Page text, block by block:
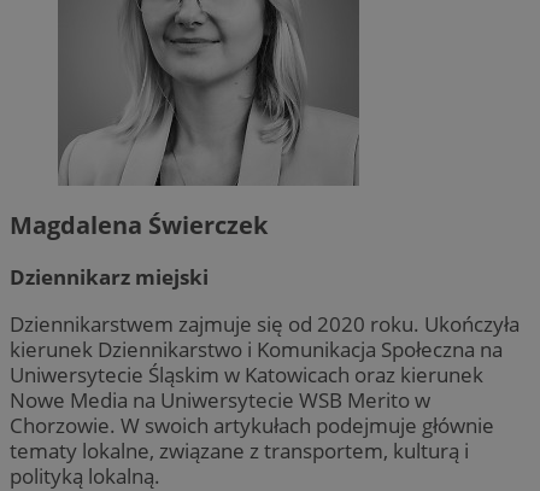
Magdalena Świerczek
Dziennikarz miejski
Dziennikarstwem zajmuje się od 2020 roku. Ukończyła
kierunek Dziennikarstwo i Komunikacja Społeczna na
Uniwersytecie Śląskim w Katowicach oraz kierunek
Nowe Media na Uniwersytecie WSB Merito w
Chorzowie. W swoich artykułach podejmuje głównie
tematy lokalne, związane z transportem, kulturą i
polityką lokalną.